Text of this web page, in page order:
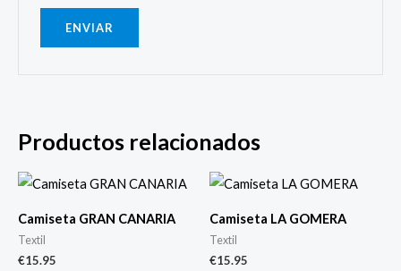
Productos relacionados
Camiseta GRAN CANARIA
Textil
€15.95
Camiseta LA GOMERA
Textil
€15.95